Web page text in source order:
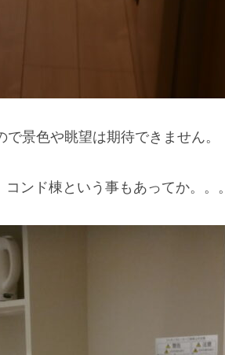
景色や眺望は期待できません。
ンド棟という事もあってか。。。